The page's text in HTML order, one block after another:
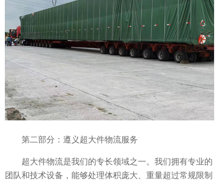
第二部分：遵义超大件物流服务
超大件物流是我们的专长领域之一。我们拥有专业的
团队和技术设备，能够处理体积庞大、重量超过常规限制